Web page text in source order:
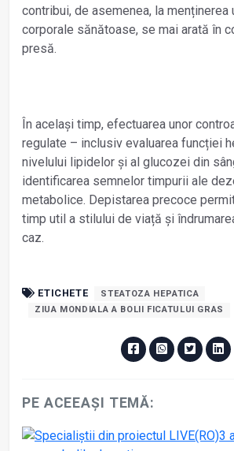
contribui, de asemenea, la menținerea
corporale sănătoase, se mai arată în
presă.
În același timp, efectuarea unor
regulate – inclusiv evaluarea funcției
nivelului lipidelor și al glucozei din
identificarea semnelor timpurii ale
metabolice. Depistarea precoce
timp util a stilului de viață și
caz.
ETICHETE
STEATOZA HEPATICA
ZIUA MONDIALA A BOLII FICATULUI GRAS
PE ACEEAȘI TEMĂ: